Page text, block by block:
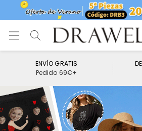
ENVÍO GRATIS
Pedido 69€+